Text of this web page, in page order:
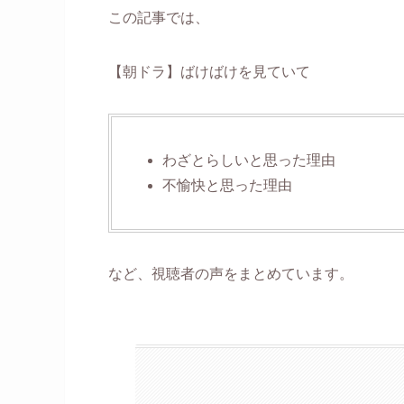
この記事では、
【朝ドラ】ばけばけを見ていて
わざとらしいと思った理由
不愉快と思った理由
など、視聴者の声をまとめています。